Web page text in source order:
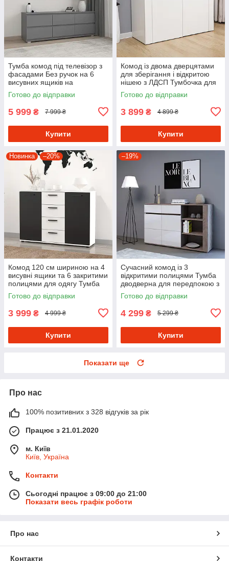
Тумба комод під телевізор з
фасадами Без ручок на 6
висувних ящиків на
телескопічних направляючих
Готово до відправки
5 999 ₴ 7 999 ₴
Купити
Комод із двома дверцятами
для зберігання і відкритою
нішею з ЛДСП Тумбочка для
спальні з підсвіткою
Готово до відправки
3 899 ₴ 4 899 ₴
Купити
Новинка –20%
Комод 120 см шириною на 4
висувні ящики та 6 закритими
полицями для одягу Тумба
дводверна в спальню з ДСП
Готово до відправки
3 999 ₴ 4 999 ₴
Купити
–19%
Сучасний комод із 3
відкритими полицями Тумба
дводверна для передпокою з
МДФ фасадом 150 см
Готово до відправки
4 299 ₴ 5 299 ₴
Купити
Показати ще
Про нас
100% позитивних з 328 відгуків за рік
Працює з 21.01.2020
м. Київ
Київ, Україна
Контакти
Сьогодні працює з 09:00 до 21:00
Показати весь графік роботи
Про нас
Контакти